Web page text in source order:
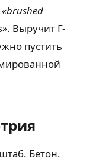
«brushed
. Выручит Г-
пустить
Бетон.